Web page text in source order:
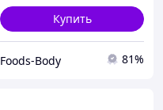
Купить
Foods-Body 81%